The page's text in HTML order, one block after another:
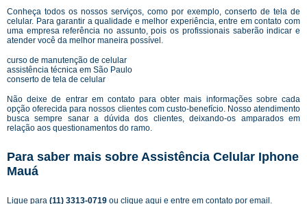
Conheça todos os nossos serviços, como por exemplo, conserto de tela de
celular. Para garantir a qualidade e melhor experiência, entre em contato com
uma empresa referência no assunto, pois os profissionais saberão indicar e
atender você da melhor maneira possível.
curso de manutenção de celular
assistência técnica em São Paulo
conserto de tela de celular
Não deixe de entrar em contato para obter mais informações sobre cada
opção oferecida para nossos clientes com custo-benefício. Nosso atendimento
busca sempre sanar a dúvida dos clientes, deixando-os amparados em
relação aos questionamentos do ramo.
Para saber mais sobre Assistência Celular Iphone
Mauá
Ligue para (11) 3313-0719 ou clique aqui e entre em contato por email.